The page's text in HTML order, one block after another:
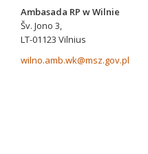
Ambasada RP w Wilnie
Šv. Jono 3,
LT-01123 Vilnius
wilno.amb.wk@msz.gov.pl